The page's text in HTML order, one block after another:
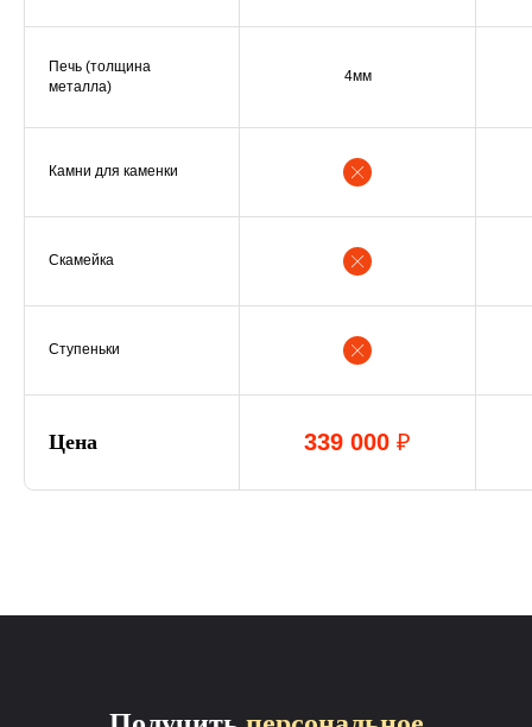
Печь (толщина
металла)
4мм
Камни для каменки
Скамейка
Ступеньки
Цена 339 000 ₽